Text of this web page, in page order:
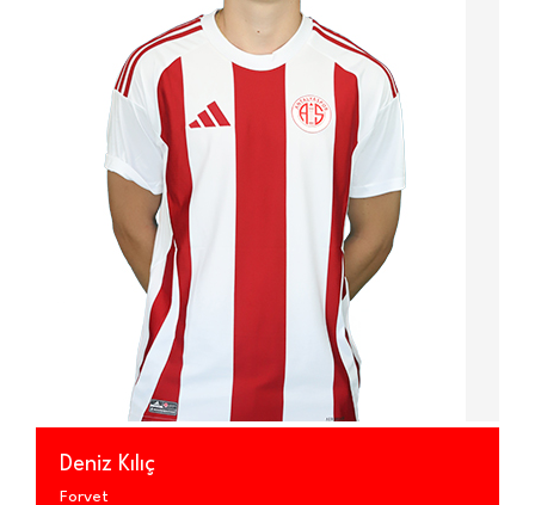
Deniz Kılıç
Forvet